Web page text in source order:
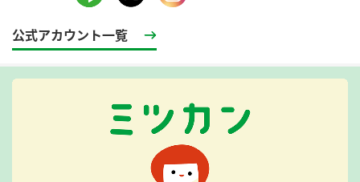
公式アカウント一覧